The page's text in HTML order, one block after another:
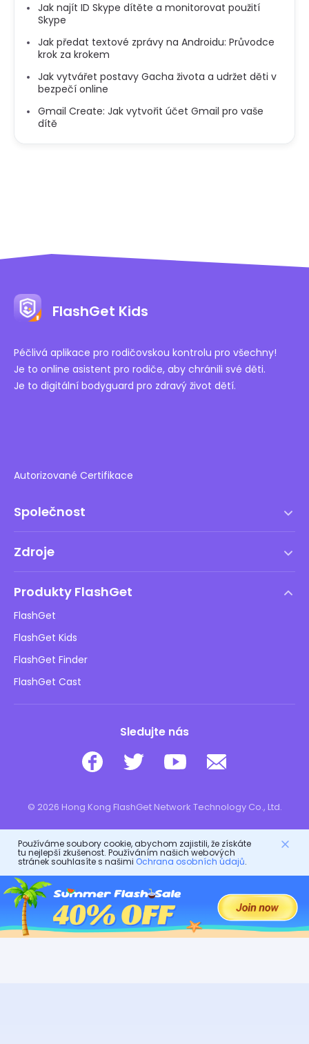
Jak najít ID Skype dítěte a monitorovat použití
Skype
Jak předat textové zprávy na Androidu: Průvodce
krok za krokem
Jak vytvářet postavy Gacha života a udržet děti v
bezpečí online
Gmail Create: Jak vytvořit účet Gmail pro vaše
dítě
FlashGet Kids
Péčlivá aplikace pro rodičovskou kontrolu pro všechny!
Je to online asistent pro rodiče, aby chránili své děti.
Je to digitální bodyguard pro zdravý život dětí.
Autorizované Certifikace
Společnost
Zásady DMCA
Ochrana osobních údajů
Reklamní zásady
Neprodávejte mé informace
Zdroje
Blog
Bezpečnost dětí online
Stáhnout
Produkty FlashGet
FlashGet
FlashGet Kids
FlashGet Finder
FlashGet Cast
Sledujte nás
© 2026 Hong Kong FlashGet Network Technology Co., Ltd.
Používáme soubory cookie, abychom zajistili, že získáte
tu nejlepší zkušenost. Používáním našich webových
stránek souhlasíte s našimi Ochrana osobních údajů.